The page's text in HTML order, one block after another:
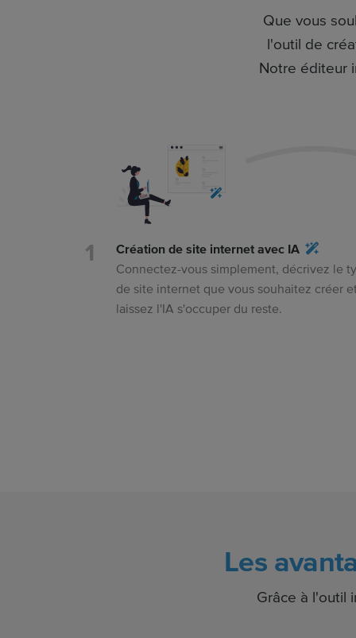
Que vous
l'outil de
Notre éditeur
Création de site internet avec IA
Connectez-vous simplement, décrivez le
de site internet que vous souhaitez créer
laissez l'IA s'occuper du reste.
Les
Grâce à l'outil